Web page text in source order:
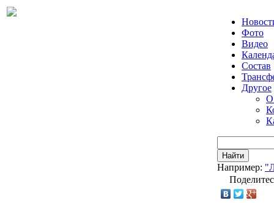
Фото
Видео
Состав
Другое
О
Найти
Например: